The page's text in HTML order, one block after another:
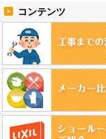
コンテンツ